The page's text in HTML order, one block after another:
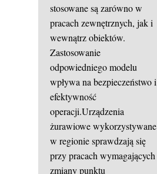
stosowane są zarówno w
pracach zewnętrznych, jak i
wewnątrz obiektów.
Zastosowanie
odpowiedniego modelu
wpływa na bezpieczeństwo i
efektywność
operacji.Urządzenia
żurawiowe wykorzystywane
w regionie sprawdzają się
przy pracach wymagających
zmiany punktu